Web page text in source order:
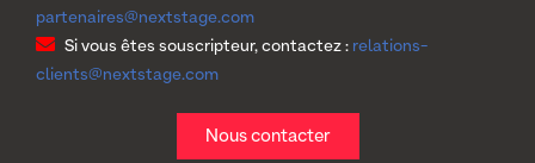
partenaires@nextstage.com
Si vous êtes souscripteur, contactez : relations-
clients@nextstage.com
Nous contacter